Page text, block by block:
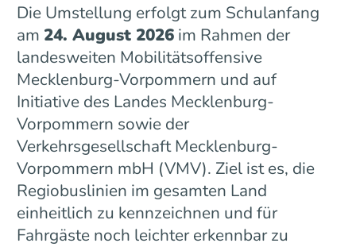
Die Umstellung erfolgt zum Schulanfang
am 24. August 2026im Rahmen der
landesweiten Mobilitätsoffensive
Mecklenburg-Vorpommern und auf
Initiative des Landes Mecklenburg-
Vorpommern sowie der
Verkehrsgesellschaft Mecklenburg-
Vorpommern mbH (VMV). Ziel ist es, die
Regiobuslinien im gesamten Land
einheitlich zu kennzeichnen und für
Fahrgäste noch leichter erkennbar zu